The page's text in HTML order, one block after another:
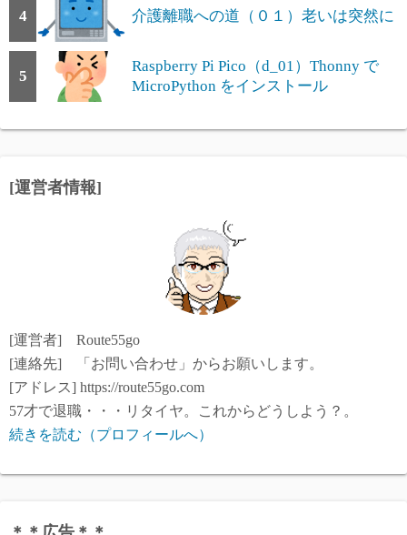
4 介護離職への道（０１）老いは突然に
5
Raspberry Pi Pico（d_01）Thonny で
MicroPython をインストール
[運営者情報]
[運営者] Route55go
[連絡先] 「お問い合わせ」からお願いします。
[アドレス] https://route55go.com
57才で退職・・・リタイヤ。これからどうしよう？。
続きを読む（プロフィールへ）